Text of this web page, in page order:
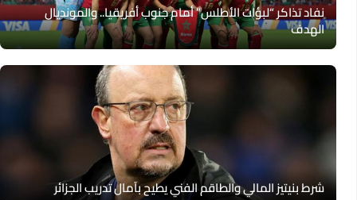
نفاد تذاكر “لبؤات الأطلس” أمام جنوب أفريقيا.. والمونديال
الهدف
شرط بنيتيز المالي والطاقم الفني يطيح بآمال تدريب الجزائر